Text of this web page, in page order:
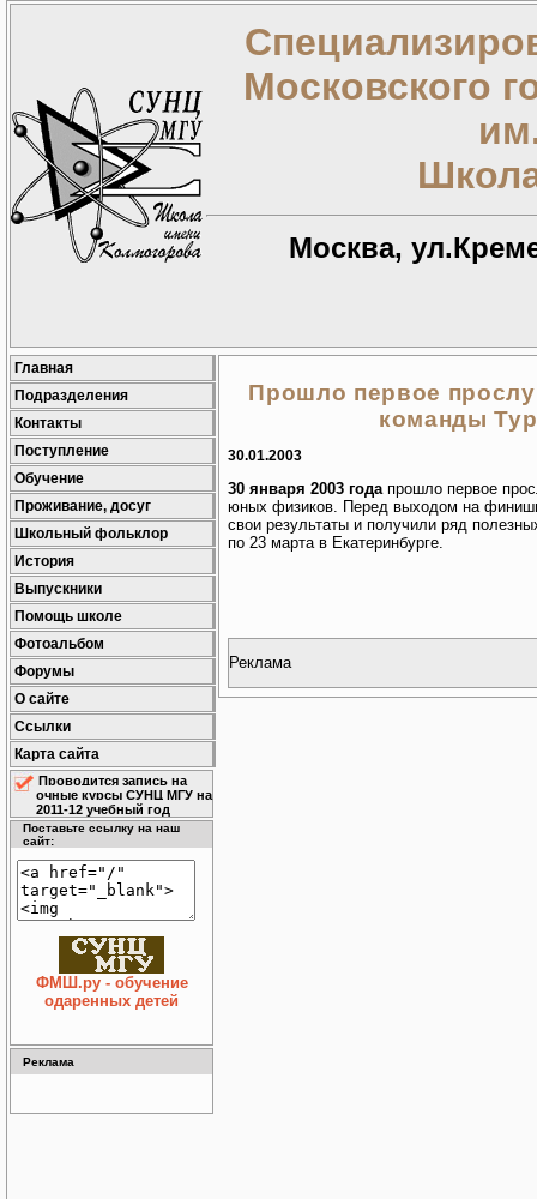
Московского
Москва,
Главная
Подразделения
Контакты
Поступление
Обучение
Проживание, досуг
Школьный фольклор
История
Выпускники
Помощь школе
Фотоальбом
Форумы
О сайте
Ссылки
Карта сайта
Проводится запись на
очные курсы СУНЦ МГУ на
2011-12 учебный год
Поставьте ссылку на наш
сайт:
ФМШ.ру - обучение
одаренных детей
Реклама
Прошло первое
команды
30.01.2003
30 января 2003 годапрошло первое
юных физиков. Перед выходом на
свои результаты и получили ряд
по 23 марта в Екатеринбурге.
Реклама